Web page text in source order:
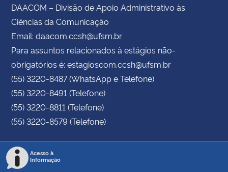
DAACOM – Divisão de Apoio Administrativo às
Ciências da Comunicação
Email: daacom.ccsh@ufsm.br
Para assuntos relacionados à estágios não-
obrigatórios é: estagioscom.ccsh@ufsm.br
(55) 3220-8487 (WhatsApp e Telefone)
(55) 3220-8491 (Telefone)
(55) 3220-8811 (Telefone)
(55) 3220-8579 (Telefone)
Acesso à
Informação